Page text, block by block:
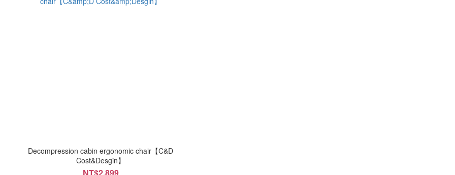
Decompression cabin ergonomic chair【C&D
Cost&Desgin】